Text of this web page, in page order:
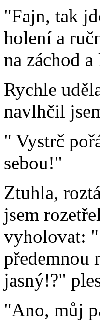
"Fajn, tak
holení a
na záchod
Rychle
navlhčil
" Vystrč
sebou!"
Ztuhla,
jsem
vyholovat:
předemnou
jasný!?"
"Ano, můj